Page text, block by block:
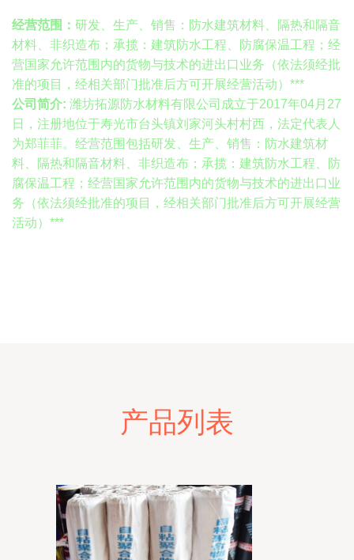
经营范围： 研发、生产、销售：防水建筑材料、隔热和隔音
材料、非织造布；承揽：建筑防水工程、防腐保温工程；经
营国家允许范围内的货物与技术的进出口业务（依法须经批
准的项目，经相关部门批准后方可开展经营活动）***
公司简介: 潍坊拓源防水材料有限公司成立于2017年04月27
日，注册地位于寿光市台头镇刘家河头村村西，法定代表人
为郑菲菲。经营范围包括研发、生产、销售：防水建筑材
料、隔热和隔音材料、非织造布；承揽：建筑防水工程、防
腐保温工程；经营国家允许范围内的货物与技术的进出口业
务（依法须经批准的项目，经相关部门批准后方可开展经营
活动）***
产品列表